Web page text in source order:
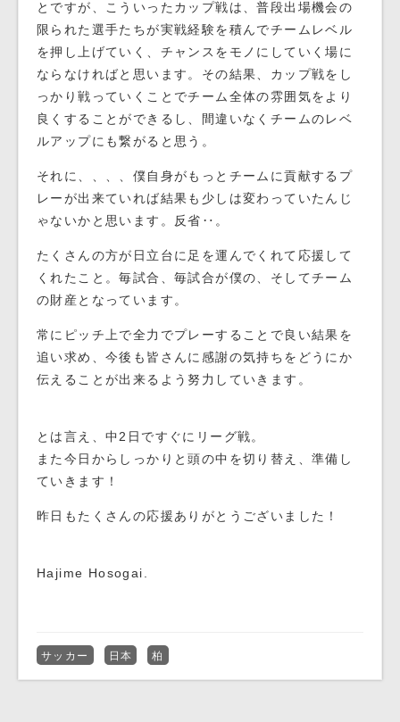
とですが、こういったカップ戦は、普段出場機会の
限られた選手たちが実戦経験を積んでチームレベル
を押し上げていく、チャンスをモノにしていく場に
ならなければと思います。その結果、カップ戦をし
っかり戦っていくことでチーム全体の雰囲気をより
良くすることができるし、間違いなくチームのレベ
ルアップにも繋がると思う。
それに、、、、僕自身がもっとチームに貢献するプ
レーが出来ていれば結果も少しは変わっていたんじ
ゃないかと思います。反省‥。
たくさんの方が日立台に足を運んでくれて応援して
くれたこと。毎試合、毎試合が僕の、そしてチーム
の財産となっています。
常にピッチ上で全力でプレーすることで良い結果を
追い求め、今後も皆さんに感謝の気持ちをどうにか
伝えることが出来るよう努力していきます。
とは言え、中2日ですぐにリーグ戦。
また今日からしっかりと頭の中を切り替え、準備し
ていきます！
昨日もたくさんの応援ありがとうございました！
Hajime Hosogai.
サッカー 日本 柏